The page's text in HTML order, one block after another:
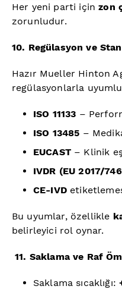
Her yeni parti içinzon
zorunludur.
10. Regülasyon ve
Hazır Mueller Hinton
regülasyonlarla uyumlu
ISO 11133 –
ISO 13485 –
EUCAST– Klinik
IVDR (EU 2017/
CE-IVD
Bu uyumlar, özellikle
belirleyici rol oynar.
11. Saklama ve Raf
Saklama sıcaklığı: